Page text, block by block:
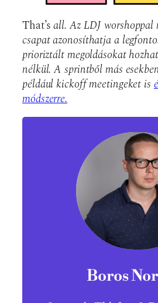
That’sall. Az LDJ
csapat azonosíthatja a
prioriztált megoldásokat
nélkül. A sprintből más
például kickoff meetingeket is
módszerre.
Boros